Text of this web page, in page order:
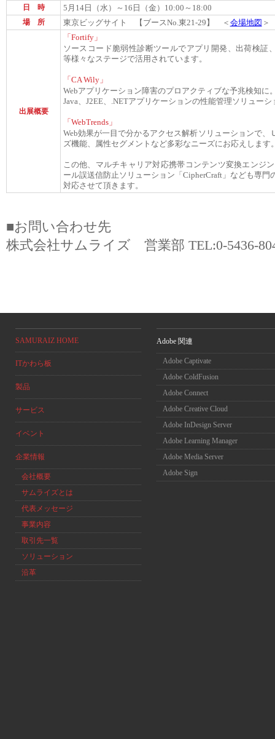
日 時 5月14日（水）～16日（金）10:00～18:00
場 所 東京ビッグサイト 【ブースNo.東21-29】 ＜ 会場地図 ＞
出展概要
「Fortify」
ソースコード脆弱性診断ツールでアプリ開発、出荷検証
等様々なステージで活用されています。
「CA Wily」
Webアプリケーション障害のプロアクティブな予兆検知に
Java、J2EE、.NETアプリケーションの性能管理ソリューシ
「WebTrends」
Web効果が一目で分かるアクセス解析ソリューションで、
ズ機能、属性セグメントなど多彩なニーズにお応えします
この他、マルチキャリア対応携帯コンテンツ変換エンジ
ール誤送信防止ソリューション「CipherCraft」なども専門
対応させて頂きます。
■お問い合わせ先
株式会社サムライズ 営業部 TEL:0-5436-
SAMURAIZ HOME
ITかわら板
製品
サービス
イベント
企業情報
会社概要
サムライズとは
代表メッセージ
事業内容
取引先一覧
ソリューション
沿革
Adobe 関連
Adobe Captivate
Adobe ColdFusion
Adobe Connect
Adobe Creative Cloud
Adobe InDesign Server
Adobe Learning Manager
Adobe Media Server
Adobe Sign